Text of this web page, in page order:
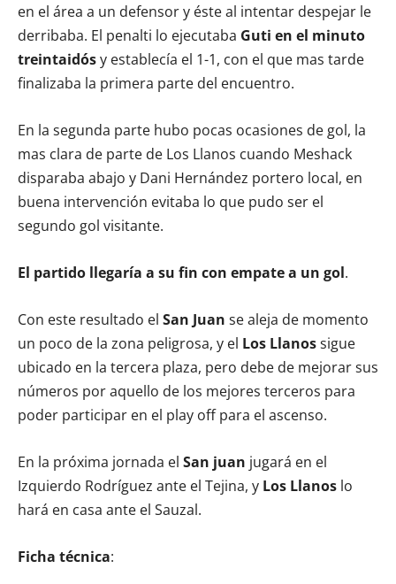
en el área a un defensor y éste al intentar despejar le
derribaba. El penalti lo ejecutaba Guti en el minuto
treintaidósy establecía el 1-1, con el que mas tarde
finalizaba la primera parte del encuentro.
En la segunda parte hubo pocas ocasiones de gol, la
mas clara de parte de Los Llanos cuando Meshack
disparaba abajo y Dani Hernández portero local, en
buena intervención evitaba lo que pudo ser el
segundo gol visitante.
El partido llegaría a su fin con empate a un gol.
Con este resultado el San Juan se aleja de momento
un poco de la zona peligrosa, y el Los Llanossigue
ubicado en la tercera plaza, pero debe de mejorar sus
números por aquello de los mejores terceros para
poder participar en el play off para el ascenso.
En la próxima jornada el San juan jugará en el
Izquierdo Rodríguez ante el Tejina, y Los Llanos lo
hará en casa ante el Sauzal.
Ficha técnica: